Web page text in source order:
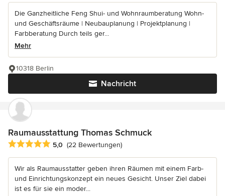
Die Ganzheitliche Feng Shui- und Wohnraumberatung Wohn-
und Geschäftsräume | Neubauplanung | Projektplanung |
Farbberatung Durch teils ger...
Mehr
Nachricht
10318 Berlin
Raumausstattung Thomas Schmuck
Durchschnittliche Bewertung: 5 von 5 Sternen
5,0 (22 Bewertungen)
Wir als Raumausstatter geben ihren Räumen mit einem Farb-
und Einrichtungskonzept ein neues Gesicht. Unser Ziel dabei
ist es für sie ein moder...